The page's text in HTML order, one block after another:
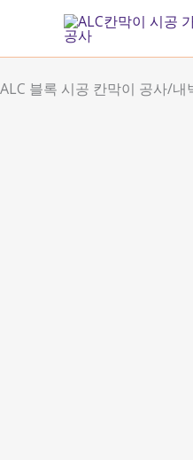
츠
건
ALC 블록 시공 칸막이 공사/